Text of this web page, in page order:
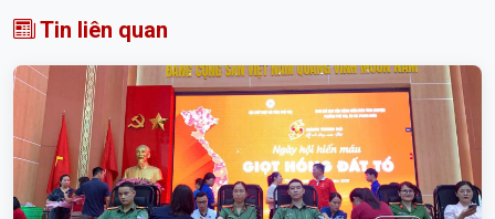
Tin liên quan